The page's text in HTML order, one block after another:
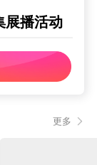
展播活动
更多